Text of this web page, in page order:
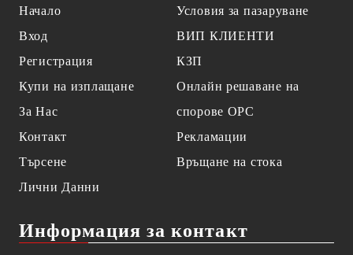
Начало
Вход
Регистрация
Купи на изплащане
За Нас
Контакт
Търсене
Лични Данни
Условия за пазаруване
ВИП КЛИЕНТИ
КЗП
Онлайн решаване на
спорове OPC
Рекламации
Връщане на стока
Информация за контакт